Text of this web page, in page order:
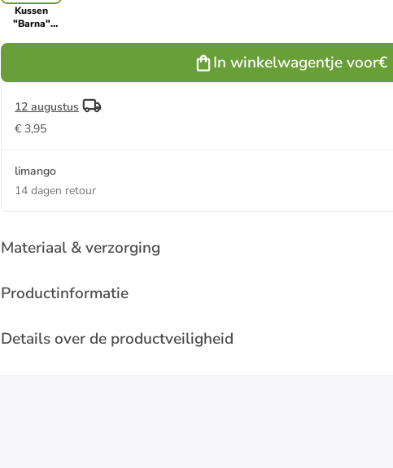
Kussen
"Barna"
In winkelwagentje voor€
12 augustus
€ 3,95
limango
14 dagen retour
Materiaal & verzorging
Productinformatie
Details over de productveiligheid